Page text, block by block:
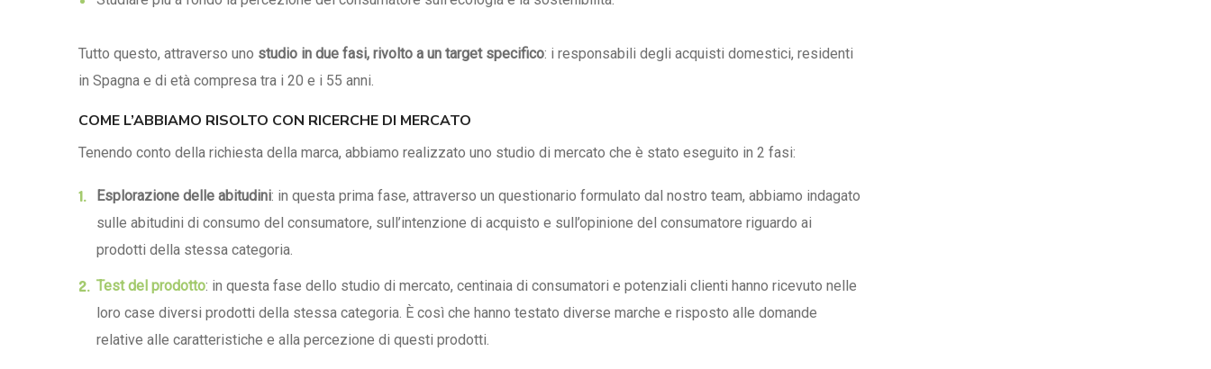
Tutto questo, attraverso uno studio in due fasi, rivolto a un target specifico: i responsabili degli acquisti domestici, residenti
in Spagna e di età compresa tra i 20 e i 55 anni.
COME L’ABBIAMO RISOLTO CON RICERCHE DI MERCATO
Tenendo conto della richiesta della marca, abbiamo realizzato uno studio di mercato che è stato eseguito in 2 fasi:
Esplorazione delle abitudini: in questa prima fase, attraverso un questionario formulato dal nostro team, abbiamo indagato
sulle abitudini di consumo del consumatore, sull’intenzione di acquisto e sull’opinione del consumatore riguardo ai
prodotti della stessa categoria.
Test del prodotto: in questa fase dello studio di mercato, centinaia di consumatori e potenziali clienti hanno ricevuto nelle
loro case diversi prodotti della stessa categoria. È così che hanno testato diverse marche e risposto alle domande
relative alle caratteristiche e alla percezione di questi prodotti.